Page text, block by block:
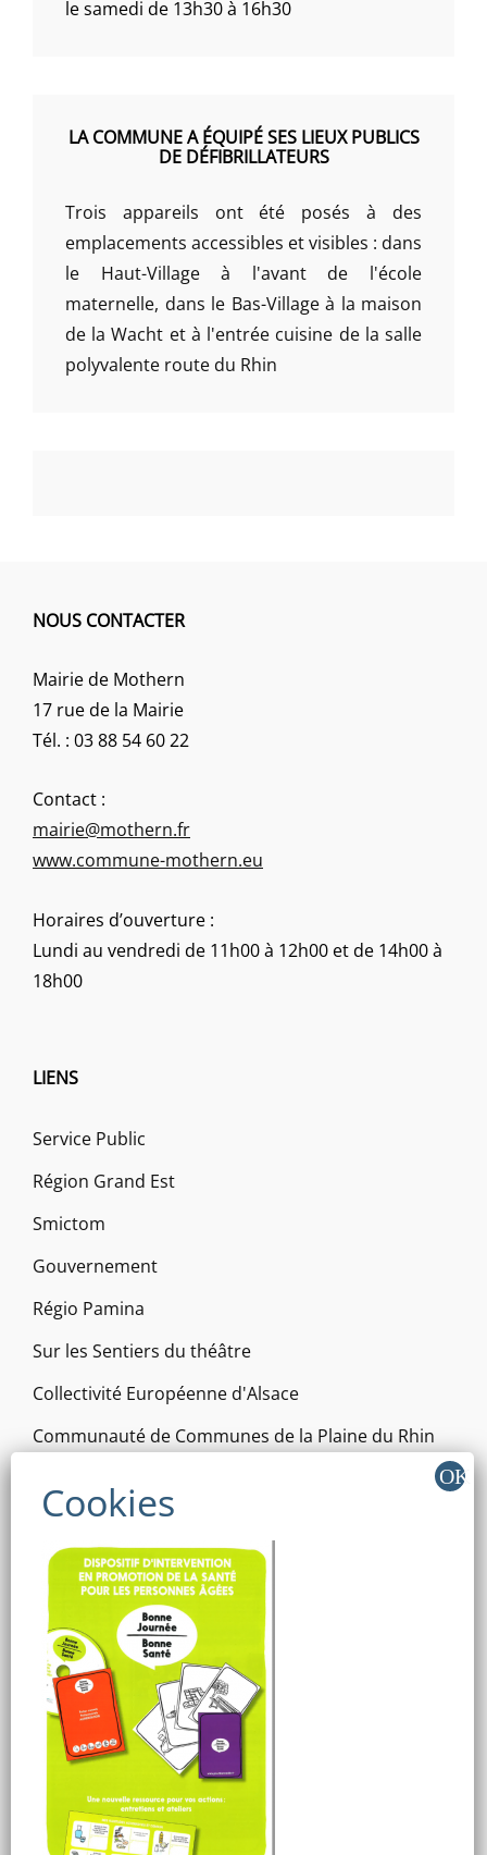
le samedi de 13h30 à 16h30
LA COMMUNE A ÉQUIPÉ SES LIEUX PUBLICS
DE DÉFIBRILLATEURS
Trois appareils ont été posés à des
emplacements accessibles et visibles : dans
le Haut-Village à l'avant de l'école
maternelle, dans le Bas-Village à la maison
de la Wacht et à l'entrée cuisine de la salle
polyvalente route du Rhin
NOUS CONTACTER
Mairie de Mothern
17 rue de la Mairie
Tél. : 03 88 54 60 22
Contact :
mairie@mothern.fr
www.commune-mothern.eu
Horaires d’ouverture :
Lundi au vendredi de 11h00 à 12h00 et de 14h00 à
18h00
LIENS
Service Public
Région Grand Est
Smictom
Gouvernement
Régio Pamina
Sur les Sentiers du théâtre
Collectivité Européenne d'Alsace
Communauté de Communes de la Plaine du Rhin
PETR de la Bande Rhénane Nord (Pôle d'Equilibre
Territorial et Rural)
Syndicat de Lutte contre les Moustiques
Oktave (Rénovation Énergétique)
Vis à vis Pamina
RÉSEAUX SOCIAUX